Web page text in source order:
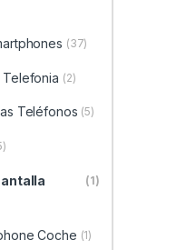
(37)
Telefonia (2)
Teléfonos (5)
(1)
Coche (1)